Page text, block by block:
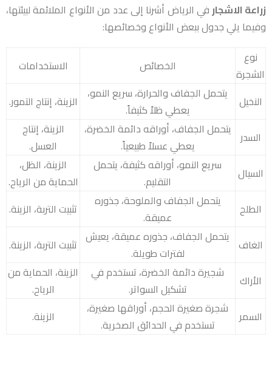
زراعة الاشجارفي الرياض أشرنا إلى عدد من الأنواع الملائمة لبيئتها،
وفيما يلي جدول ببعض الأنواع وخصائصها:
نوع
الشجرة
الخصائص
الاستخدامات
النخيل
يتحمل الجفاف والحرارة، سريع النمو،
يعطي ظلاً كثيفاً.
الزينة، إنتاج التمور.
السدر يتحمل الجفاف، أوراقه دائمة الخضرة،
يعطي عسلاً طبيعياً.
الزينة، إنتاج
العسل.
السيال
سريع النمو، أوراقه كثيفة، يتحمل
التقليم.
الزينة، الظل،
الحماية من الرياح.
الطلح
يتحمل الجفاف والملوحة، جذوره
عميقة.
تثبيت التربة، الزينة.
الغاف يتحمل الجفاف، جذوره عميقة، يعيش
لفترات طويلة.
تثبيت التربة، الزينة.
الأراك
شجيرة دائمة الخضرة، تستخدم في
تشكيل السواتر.
الزينة، الحماية من
الرياح.
السمر
شجرة صغيرة الحجم، أوراقها صغيرة،
تستخدم في الحدائق الصخرية.
الزينة.